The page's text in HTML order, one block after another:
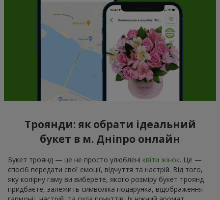
Троянди: як обрати ідеальний
букет в м. Дніпро онлайн
Букет троянд — це не просто улюблені квіти жінок. Це —
спосіб передати свої емоції, відчуття та настрій. Від того,
яку колірну гаму ви виберете, якого розміру букет троянд
придбаєте, залежить символіка подарунка, відображення